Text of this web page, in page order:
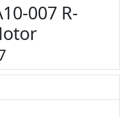
007 R-